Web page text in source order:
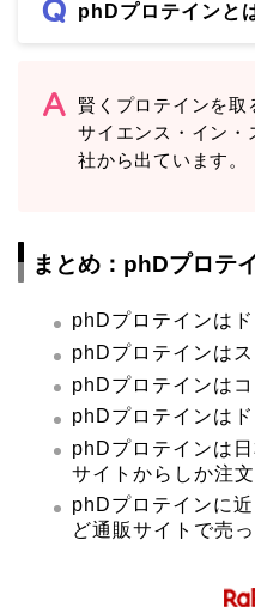
phDプロテインと
賢くプロテインを取
サイエンス・イン・
社から出ています。
まとめ：phDプロテ
phDプロテインは
phDプロテインは
phDプロテインは
phDプロテインは
phDプロテインは
サイトからしか注
phDプロテインに
ど通販サイトで売